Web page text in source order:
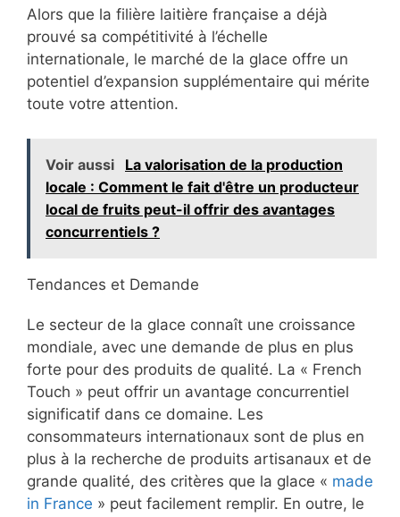
Alors que la filière laitière française a déjà
prouvé sa compétitivité à l’échelle
internationale, le marché de la glace offre un
potentiel d’expansion supplémentaire qui mérite
toute votre attention.
Voir aussi
La valorisation de la production
locale : Comment le fait d'être un producteur
local de fruits peut-il offrir des avantages
concurrentiels ?
Tendances et Demande
Le secteur de la glace connaît une croissance
mondiale, avec une demande de plus en plus
forte pour des produits de qualité. La « French
Touch » peut offrir un avantage concurrentiel
significatif dans ce domaine. Les
consommateurs internationaux sont de plus en
plus à la recherche de produits artisanaux et de
grande qualité, des critères que la glace « made
in France » peut facilement remplir. En outre, le